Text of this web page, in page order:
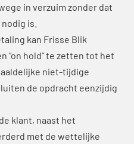
in verzuim zonder dat
is.
kan Frisse Blik
“on hold” te zetten tot het
niet-tijdige
de opdracht eenzijdig
klant, naast het
met de wettelijke